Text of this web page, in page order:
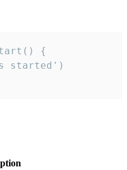
{
started')